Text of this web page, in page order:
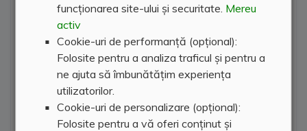
funcționarea site-ului și securitate. Mereu
activ
Cookie-uri de performanță (opțional):
Folosite pentru a analiza traficul și pentru a
ne ajuta să îmbunătățim experiența
utilizatorilor.
Cookie-uri de personalizare (opțional):
Folosite pentru a vă oferi conținut și